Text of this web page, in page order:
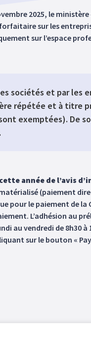
2025, le
sur les
sur l’espace
sociétés et par
répétée et à titre
exemptées). De
année de l’avis
(paiement
le paiement de la
L’adhésion au
au vendredi de 8h30
sur le bouton «